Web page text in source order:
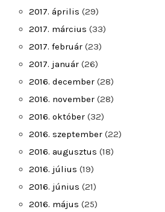
2017. április (29)
2017. március (33)
2017. február (23)
2017. január (26)
2016. december (28)
2016. november (28)
2016. október (32)
2016. szeptember (22)
2016. augusztus (18)
2016. július (19)
2016. június (21)
2016. május (25)